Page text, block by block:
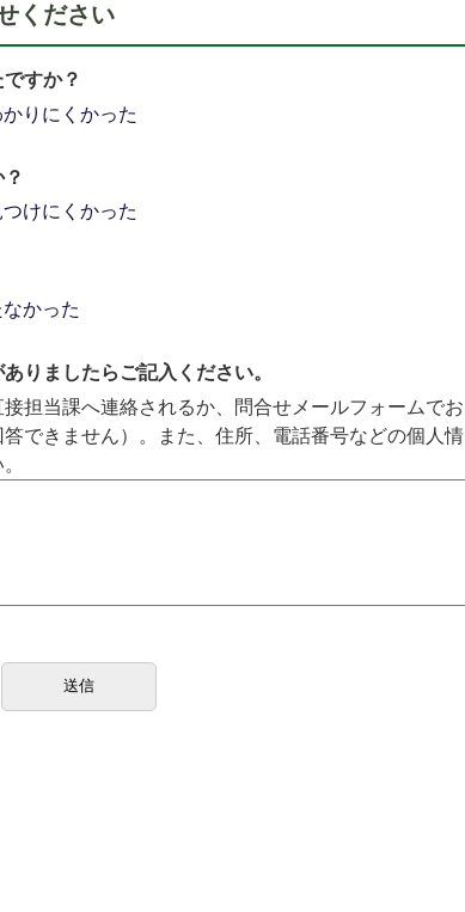
ください
すか？
かりにくかった
つけにくかった
かった
りましたらご記入ください。
担当課へ連絡されるか、問合せメールフォームでお
できません）。また、住所、電話番号などの個人情